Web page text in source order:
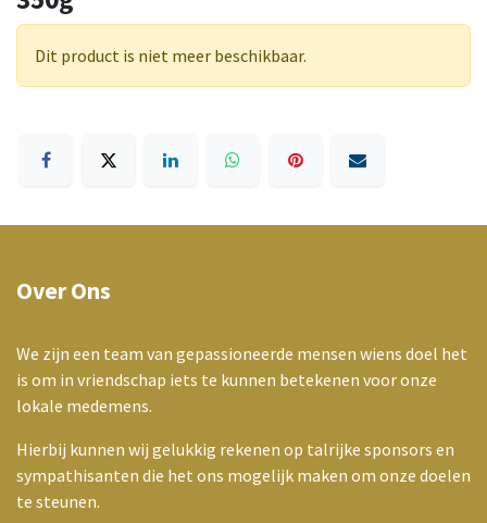
Dit product is niet meer beschikbaar.
Over Ons
We zijn een team van gepassioneerde mensen wiens doel het
is om in vriendschap iets te kunnen betekenen voor onze
lokale medemens.
Hierbij kunnen wij gelukkig rekenen op talrijke sponsors en
sympathisanten die het ons mogelijk maken om onze doelen
te steunen.